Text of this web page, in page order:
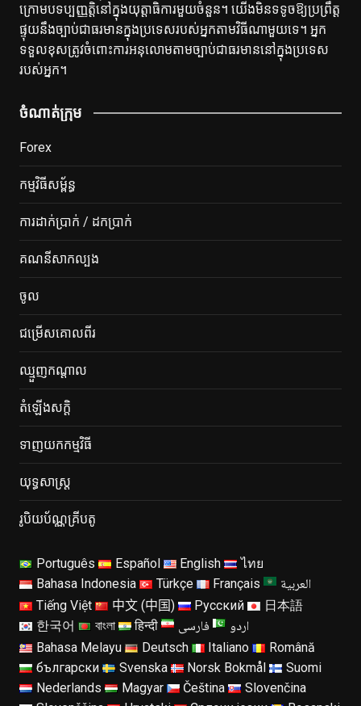
ក្រោមបទប្បញ្ញត្តិនៅក្នុងយុត្តាធិការមួយចំនួន។ យើង​មិន​ទទូច​ឱ្យ​ប្រព្រឹត្ត​
ផ្ទុយ​នឹង​ច្បាប់​ជា​ធរមាន​ក្នុង​ប្រទេស​របស់​អ្នក​តាម​វិធី​ណា​មួយ​ទេ។ អ្នក
ទទួលខុសត្រូវចំពោះការអនុលោមតាមច្បាប់ជាធរមាននៅក្នុងប្រទេស
របស់អ្នក។
ចំណាត់ក្រុម
Forex
កម្មវិធីសម្ព័ន្ធ
ការដាក់ប្រាក់ / ដកប្រាក់
គណនីសាកល្បង
ចូល
ជម្រើសគោលពីរ
ឈ្មួញកណ្តាល
តំ​ឡើង​សក្ដិ
ទាញយកកម្មវិធី
យុទ្ធសាស្ត្រ
រូបិយប័ណ្ណគ្រីបតូ
Português Español English
ไทย
Bahasa Indonesia
Türkçe Français العربية
Tiếng Việt 中文 (中国) Русский
日本語
한국어
বাংলা हिन्दी فارسی اردو
Bahasa Melayu Deutsch Italiano
Română
български
Svenska Norsk Bokmål
Suomi
Nederlands
Magyar Čeština
Slovenčina